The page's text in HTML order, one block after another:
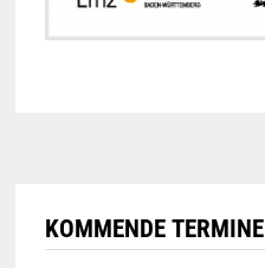
KOMMENDE TERMINE